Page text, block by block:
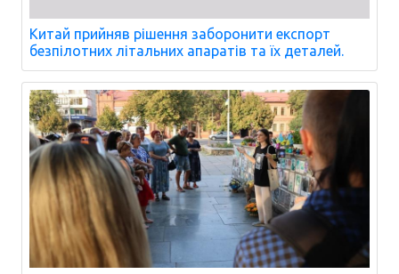
Китай прийняв рішення заборонити експорт
безпілотних літальних апаратів та їх деталей.